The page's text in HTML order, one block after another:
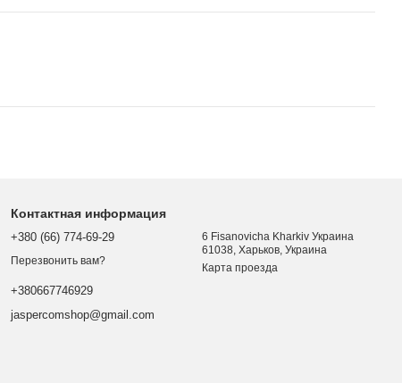
Контактная информация
+380 (66) 774-69-29
Перезвонить вам?
+380667746929
jaspercomshop@gmail.com
6 Fisanovicha Kharkiv Украина
61038, Харьков, Украина
Карта проезда